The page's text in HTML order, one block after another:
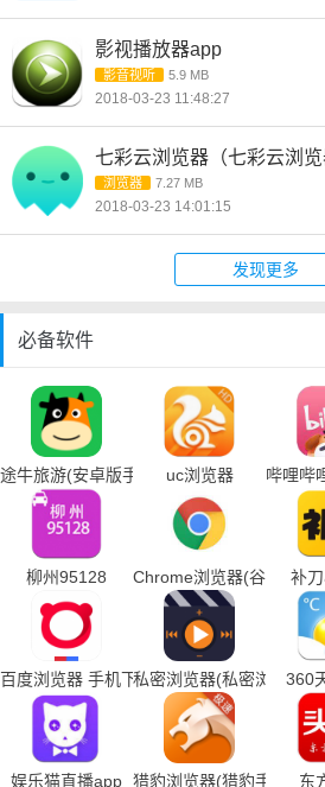
影视播放器app
影音视听 5.9 MB
2018-03-23 11:48:27
七彩云浏览器（七彩云浏览
浏览器 7.27 MB
2018-03-23 14:01:15
发现更多
必备软件
途牛旅游(安卓版手机下载)uc浏览器 哔哩哔
柳州95128 Chrome浏览器(谷歌浏览
补
百度浏览器 手机下载私密浏览器(私密浏览器
360
娱乐猫直播app 猎豹浏览器(猎豹手机浏览
东